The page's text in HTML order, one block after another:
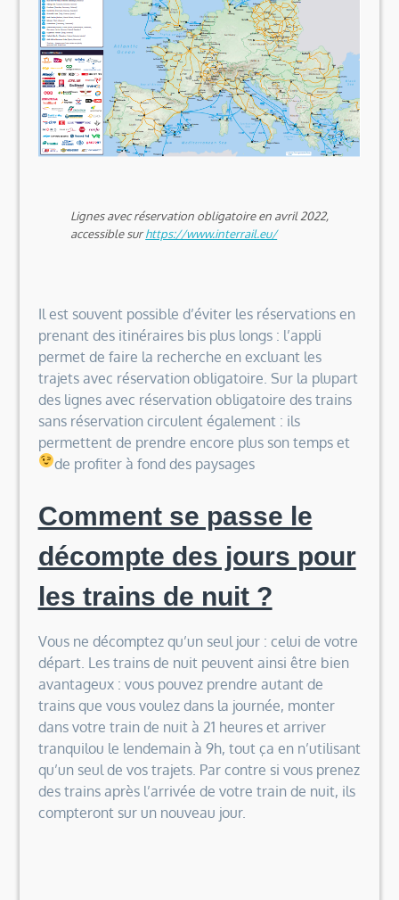
Lignes avec réservation obligatoire en avril 2022,
accessible surhttps://www.interrail.eu/
Il est souvent possible d’éviter les réservations en
prenant des itinéraires bis plus longs : l’appli
permet de faire la recherche en excluant les
trajets avec réservation obligatoire. Sur la plupart
des lignes avec réservation obligatoire des trains
sans réservation circulent également : ils
permettent de prendre encore plus son temps et
de profiter à fond des paysages
Comment se passe le
décompte des jours pour
les trains de nuit ?
Vous ne décomptez qu’un seul jour : celui de votre
départ. Les trains de nuit peuvent ainsi être bien
avantageux : vous pouvez prendre autant de
trains que vous voulez dans la journée, monter
dans votre train de nuit à 21 heures et arriver
tranquilou le lendemain à 9h, tout ça en n’utilisant
qu’un seul de vos trajets. Par contre si vous prenez
des trains après l’arrivée de votre train de nuit, ils
compteront sur un nouveau jour.